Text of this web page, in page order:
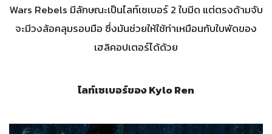
Wars Rebels มีลักษณะเป็นไลท์เซเบอร์ 2 ใบมีด แต่ตรงด้ามจับ
จะมีวงล้อคลุมรอบมือ ซึ่งมันช่วยให้ใช้ท่าเหมือนกับใบพัดของ
เฮลิคอปเตอร์ได้ด้วย
ไลท์เซเบอร์ของ Kylo Ren